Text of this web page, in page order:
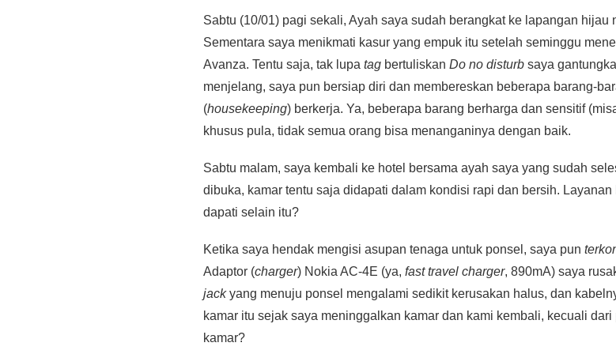
Sabtu (10/01) pagi sekali, Ayah saya sudah berangkat ke lapangan hijau
Sementara saya menikmati kasur yang empuk itu setelah seminggu
Avanza. Tentu saja, tak lupa tag bertuliskan Do no disturb saya
menjelang, saya pun bersiap diri dan membereskan beberapa barang-
(housekeeping) berkerja. Ya, beberapa barang berharga dan sensitif
khusus pula, tidak semua orang bisa menanganinya dengan baik.
Sabtu malam, saya kembali ke hotel bersama ayah saya yang sudah
dibuka, kamar tentu saja didapati dalam kondisi rapi dan bersih.
dapati selain itu?
Ketika saya hendak mengisi asupan tenaga untuk ponsel, saya pun
Adaptor (charger) Nokia AC-4E (ya, fast travel charger, 890mA) saya
jackyang menuju ponsel mengalami sedikit kerusakan halus, dan
kamar itu sejak saya meninggalkan kamar dan kami kembali, kecuali
kamar?